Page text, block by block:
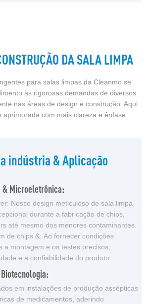
DA SALA LIMPA
para salas limpas da Cleanmo se
às rigorosas demandas de diversos
nas áreas de design e construção Aqui
aprimorada com mais clareza e ênfase:
indústria & Aplicação
& Microeletrônica:
Nosso design meticuloso de sala limpa
durante a fabricação de chips,
até mesmo dos menores contaminantes.
de chips &: Ao fornecer condições
a montagem e os testes precisos,
e a confiabilidade do produto
em instalações de produção assépticas
de medicamentos, aderindo